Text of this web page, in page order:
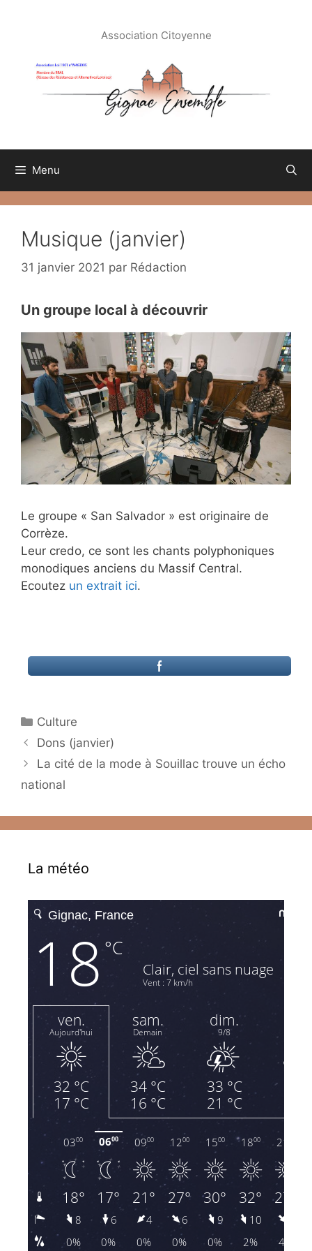
Association Citoyenne
Menu
Musique (janvier)
31 janvier 2021 par Rédaction
Un groupe local à découvrir
Le groupe « San Salvador » est originaire de
Corrèze.
Leur credo, ce sont les chants polyphoniques
monodiques anciens du Massif Central.
Ecoutez un extrait ici.
Catégories
Culture
Dons (janvier)
La cité de la mode à Souillac trouve un écho
national
La météo